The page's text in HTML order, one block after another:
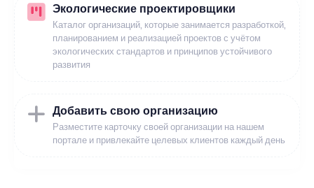
Экологические проектировщики
Каталог организаций, которые занимается разработкой,
планированием и реализацией проектов с учётом
экологических стандартов и принципов устойчивого
развития
Добавить свою организацию
Разместите карточку своей организации на нашем
портале и привлекайте целевых клиентов каждый день